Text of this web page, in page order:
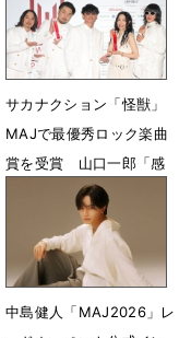
よかった」
6月14日 07時00分
サカナクション「怪獣」
MAJで最優秀ロック楽曲
賞を受賞 山口一郎「感
無量です。やった！」
6月13日 21時04分
中島健人「MAJ2026」レ